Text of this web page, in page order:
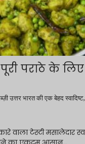
पूरी पराठे के
उत्तर भारत की एक बेहद
वाला टेस्टी मसालेदार